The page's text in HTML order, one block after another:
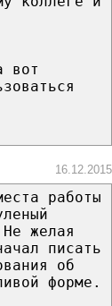
вот
16.12.2015
работы
желая
писать
об
форме.